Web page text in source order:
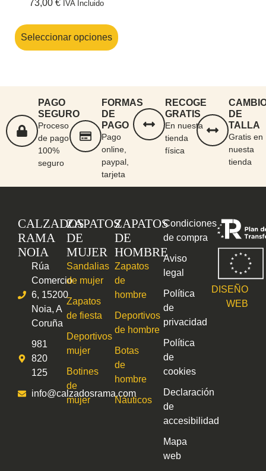
73,00 € IVA Incluido
Seleccionar opciones
PAGO
SEGURO
Proceso
de pago
100%
seguro
FORMAS
DE
PAGO
Pago
online,
paypal,
tarjeta
RECOGE
GRATIS
En nuesta
tienda
física
DE
TALLA
Gratis en
nuesta
tienda
CALZADOS
RAMA
NOIA
Rúa
Comercio
6, 15200
Noia, A
Coruña
981
820
125
info@calzadosrama.com
ZAPATOS
DE
MUJER
Sandalias
de mujer
Zapatos
de fiesta
Deportivos
mujer
Botines
de
mujer
ZAPATOS
DE
HOMBRE
Zapatos
de
hombre
Deportivos
de hombre
Botas
de
hombre
Náuticos
Condiciones
de compra
Aviso
legal
Política
de
privacidad
Política
de
cookies
Declaración
de
accesibilidad
Mapa
web
DISEÑO
WEB